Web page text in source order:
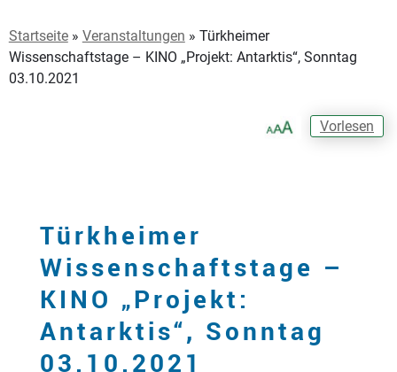
Startseite» Veranstaltungen » Türkheimer
Wissenschaftstage – KINO „Projekt: Antarktis“, Sonntag
03.10.2021
Vorlesen
Türkheimer
Wissenschaftstage –
KINO „Projekt:
Antarktis“, Sonntag
03.10.2021